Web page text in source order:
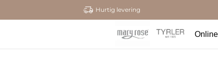
Hurtig levering